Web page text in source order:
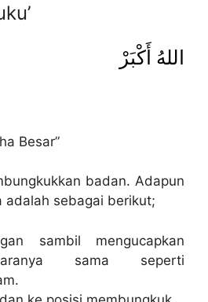
اللهُ أَكْبَرْ
Besar”
badan. Adapun
adalah sebagai berikut;
sambil mengucapkan
sama seperti